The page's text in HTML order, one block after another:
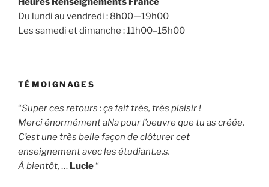
Du lundi au vendredi : 8h00—19h00
Les samedi et dimanche : 11h00–15h00
TÉMOIGNAGES
“Super ces retours : ça fait très, très plaisir !
Merci énormément aNa pour l’oeuvre que tu as créée.
C’est une très belle façon de clôturer cet
enseignement avec les étudiant.e.s.
À bientôt, … Lucie“